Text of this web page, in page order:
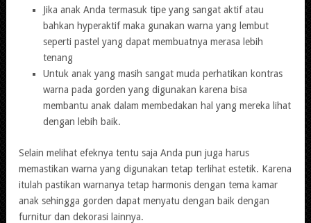
Jika anak Anda termasuk tipe yang sangat aktif atau
bahkan hyperaktif maka gunakan warna yang lembut
seperti pastel yang dapat membuatnya merasa lebih
tenang
Untuk anak yang masih sangat muda perhatikan kontras
warna pada gorden yang digunakan karena bisa
membantu anak dalam membedakan hal yang mereka lihat
dengan lebih baik.
Selain melihat efeknya tentu saja Anda pun juga harus
memastikan warna yang digunakan tetap terlihat estetik. Karena
itulah pastikan warnanya tetap harmonis dengan tema kamar
anak sehingga gorden dapat menyatu dengan baik dengan
furnitur dan dekorasi lainnya.